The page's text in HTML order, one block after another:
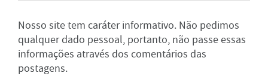
Nosso site tem caráter informativo. Não pedimos
qualquer dado pessoal, portanto, não passe essas
informações através dos comentários das
postagens.